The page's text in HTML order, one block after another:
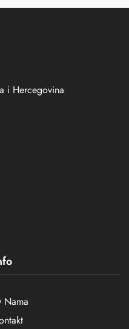
i Hercegovina
Nama